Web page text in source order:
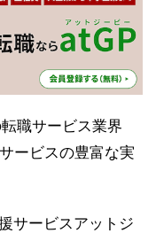
職サービス業界
ービスの豊富な実
サービスアットジ